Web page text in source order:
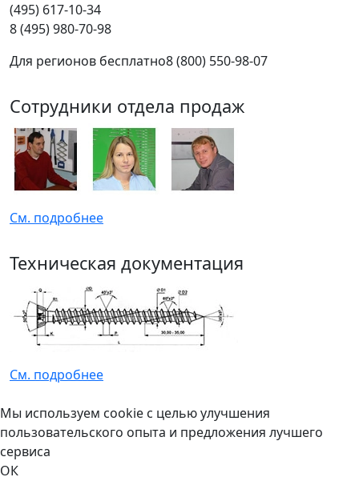
(495) 617-10-34
8 (495) 980-70-98
Для регионов бесплатно8 (800) 550-98-07
Сотрудники отдела продаж
См. подробнее
Техническая документация
См. подробнее
Мы используем cookie с целью улучшения
пользовательского опыта и предложения лучшего
сервиса
ОК